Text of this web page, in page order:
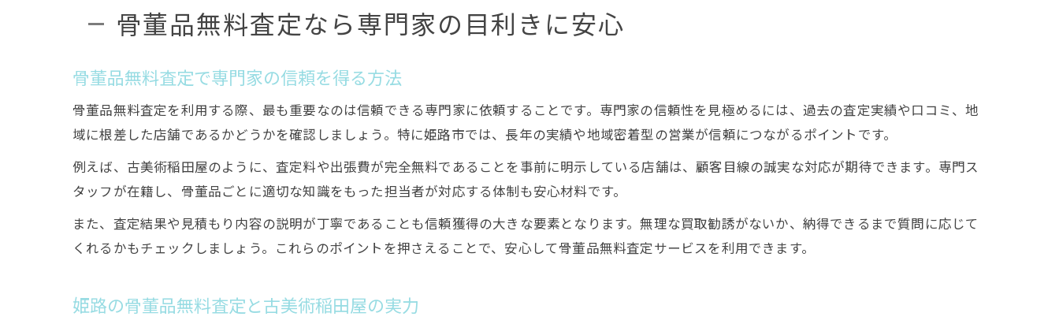
姫路で骨董品を高く売る無料査定の極意
骨董品無料査定で高額売却を叶えるコツ
古美術稲田屋が見極める高額査定の理由
納得の骨董品無料査定を受けるポイント
骨董品無料査定で納得できる評価の条件
姫路の骨董品無料査定で確認すべき点
安心の骨董品無料査定を選ぶ基準
骨董品無料査定で押さえたいチェック項目
骨董品無料査定なら専門家の目利きに安心
骨董品無料査定で専門家の信頼を得る方法
骨董品無料査定を利用する際、最も重要なのは信頼できる専門家に依頼することです。専門家の信頼性を見極めるには、過去の査定実績や口コミ、地
域に根差した店舗であるかどうかを確認しましょう。特に姫路市では、長年の実績や地域密着型の営業が信頼につながるポイントです。
例えば、古美術稲田屋のように、査定料や出張費が完全無料であることを事前に明示している店舗は、顧客目線の誠実な対応が期待できます。専門ス
タッフが在籍し、骨董品ごとに適切な知識をもった担当者が対応する体制も安心材料です。
また、査定結果や見積もり内容の説明が丁寧であることも信頼獲得の大きな要素となります。無理な買取勧誘がないか、納得できるまで質問に応じて
くれるかもチェックしましょう。これらのポイントを押さえることで、安心して骨董品無料査定サービスを利用できます。
姫路の骨董品無料査定と古美術稲田屋の実力